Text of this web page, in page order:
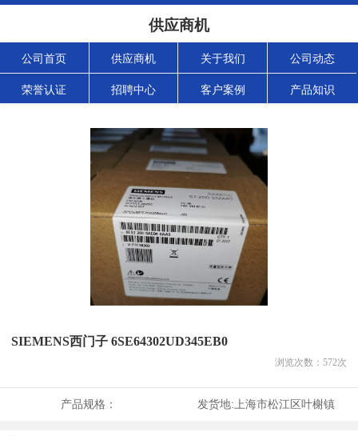
供应商机
公司首页 供应商机 关于我们 公司动态
荣誉认证 招聘中心 客户案例 产品知识
SIEMENS西门子 6SE64302UD345EB0
浏览次数： 572次
产品规格： 发货地: 上海市松江区叶榭镇